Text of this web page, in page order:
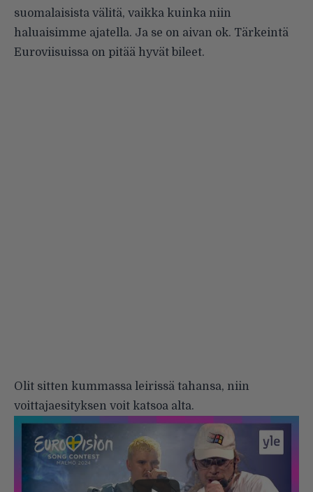
suomalaisista välitä, vaikka kuinka niin
haluaisimme ajatella. Ja se on aivan ok. Tärkeintä
Euroviisuissa on pitää hyvät bileet.
Olit sitten kummassa leirissä tahansa, niin
voittajaesityksen voit katsoa alta.